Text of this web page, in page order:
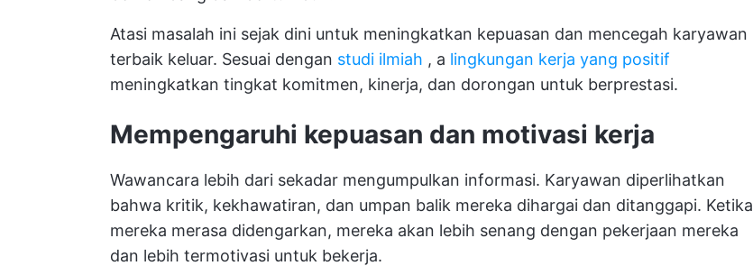
Atasi masalah ini sejak dini untuk meningkatkan kepuasan dan mencegah karyawan
terbaik keluar. Sesuai dengan studi ilmiah , a lingkungan kerja yang positif
meningkatkan tingkat komitmen, kinerja, dan dorongan untuk berprestasi.
Mempengaruhi kepuasan dan motivasi kerja
Wawancara lebih dari sekadar mengumpulkan informasi. Karyawan diperlihatkan
bahwa kritik, kekhawatiran, dan umpan balik mereka dihargai dan ditanggapi. Ketika
mereka merasa didengarkan, mereka akan lebih senang dengan pekerjaan mereka
dan lebih termotivasi untuk bekerja.